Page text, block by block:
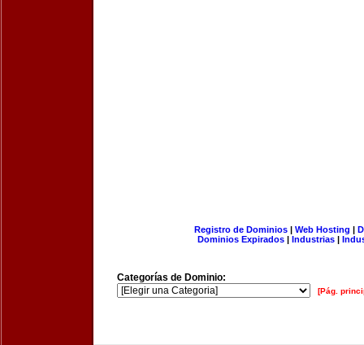
Registro de Dominios| Web Hosting |
Dominios Expirados | Industrias |
Categorías de Dominio:
[Pág.